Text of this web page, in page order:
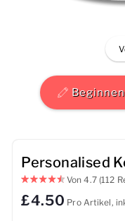
Baby
Tassen
Personalised
Von4.7 (112
£4.50 Pro Artikel,